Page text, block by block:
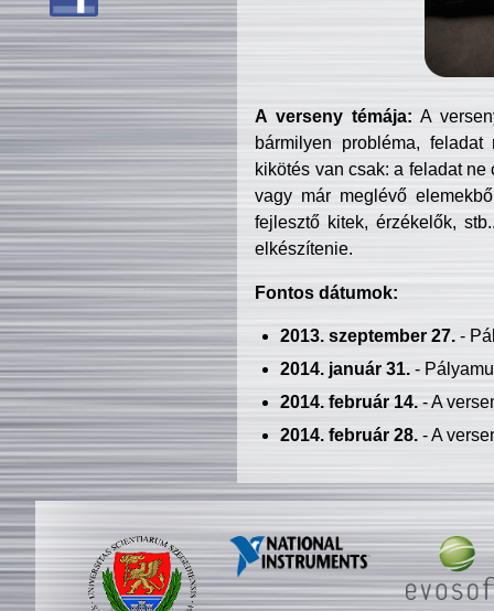
A verseny témája: A
bármilyen probléma, feladat
kikötés van csak: a feladat
vagy már meglévő
fejlesztő kitek, érzékelők,
elkészítenie.
Fontos dátumok:
2013. szeptember 27.-
2014. január 31.-
2014. február 14.- A
2014. február 28.- A